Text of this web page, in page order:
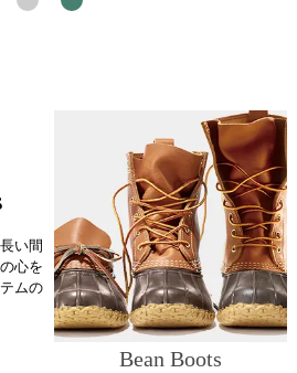
長い間
心を
ムの
Bean Boots